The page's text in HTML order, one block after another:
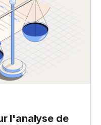
l'analyse de